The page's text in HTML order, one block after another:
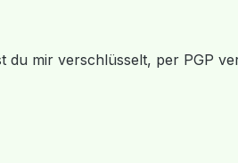
mir verschlüsselt, per PGP